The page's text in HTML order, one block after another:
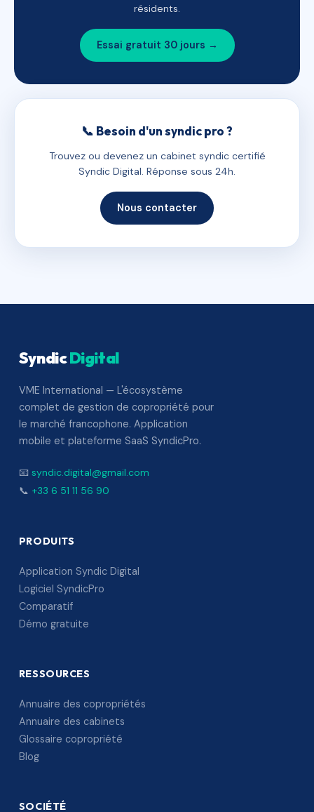
résidents.
Essai gratuit 30 jours →
📞 Besoin d'un syndic pro ?
Trouvez ou devenez un cabinet syndic certifié
Syndic Digital. Réponse sous 24h.
Nous contacter
SyndicDigital
VME International — L'écosystème
complet de gestion de copropriété pour
le marché francophone. Application
mobile et plateforme SaaS SyndicPro.
📧 syndic.digital@gmail.com
📞 +33 6 51 11 56 90
PRODUITS
Application Syndic Digital
Logiciel SyndicPro
Comparatif
Démo gratuite
RESSOURCES
Annuaire des copropriétés
Annuaire des cabinets
Glossaire copropriété
Blog
SOCIÉTÉ